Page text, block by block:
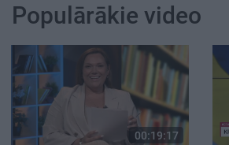
Populārākie video
00:19:17